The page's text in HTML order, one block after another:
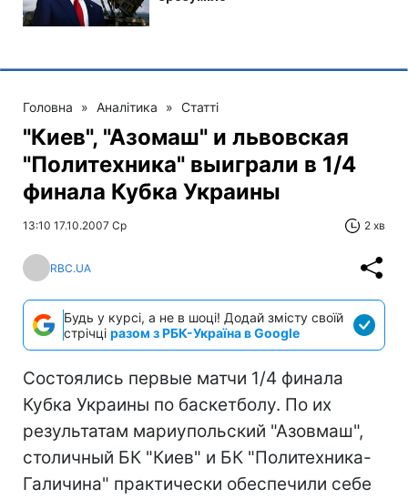
Головна » Аналітика » Статті
"Киев", "Азомаш" и львовская
"Политехника" выиграли в 1/4
финала Кубка Украины
13:10 17.10.2007 Ср 2 хв
RBC.UA
Будь у курсі, а не в шоці! Додай змісту своїй
стрічці разом з РБК-Україна в Google
Состоялись первые матчи 1/4 финала
Кубка Украины по баскетболу. По их
результатам мариупольский "Азовмаш",
столичный БК "Киев" и БК "Политехника-
Галичина" практически обеспечили себе